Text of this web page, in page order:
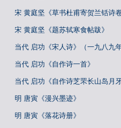
宋 黄庭坚《草书杜甫寄贺兰铦诗卷
宋 黄庭坚《题苏轼寒食帖跋》
当代 启功《宋人诗》（一九八九年
当代 启功《自作诗一首》
当代 启功《自作诗芝罘长山岛月
明 唐寅《漫兴墨迹》
明 唐寅《落花诗册》